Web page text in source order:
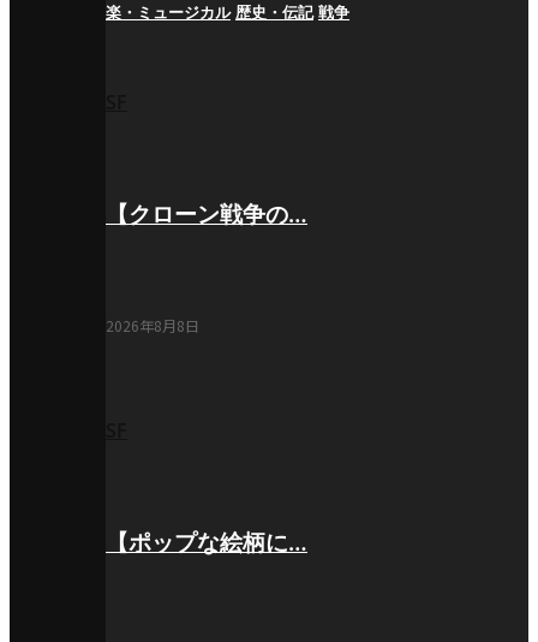
楽・ミュージカル 歴史・伝記 戦争
【クローン戦争の…
2026年8月8日
【ポップな絵柄に…